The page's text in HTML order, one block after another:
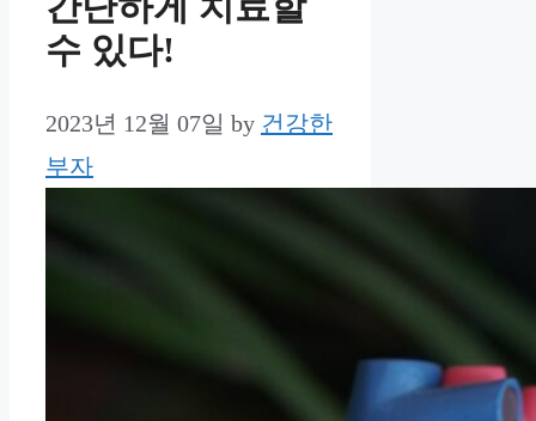
수 있다!
2023년 12월 07일 by 건강한
부자